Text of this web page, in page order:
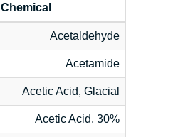
Chemical
Acetaldehyde
Acetamide
Acetic Acid, Glacial
Acetic Acid, 30%